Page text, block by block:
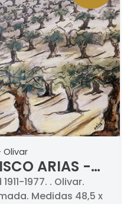
Olivar
ARIAS -
1977. . Olivar.
Medidas 48,5 x